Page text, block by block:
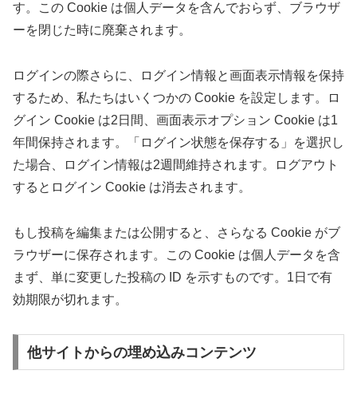
す。この Cookie は個人データを含んでおらず、ブラウザ
ーを閉じた時に廃棄されます。
ログインの際さらに、ログイン情報と画面表示情報を保持
するため、私たちはいくつかの Cookie を設定します。ロ
グイン Cookie は2日間、画面表示オプション Cookie は1
年間保持されます。「ログイン状態を保存する」を選択し
た場合、ログイン情報は2週間維持されます。ログアウト
するとログイン Cookie は消去されます。
もし投稿を編集または公開すると、さらなる Cookie がブ
ラウザーに保存されます。この Cookie は個人データを含
まず、単に変更した投稿の ID を示すものです。1日で有
効期限が切れます。
他サイトからの埋め込みコンテンツ